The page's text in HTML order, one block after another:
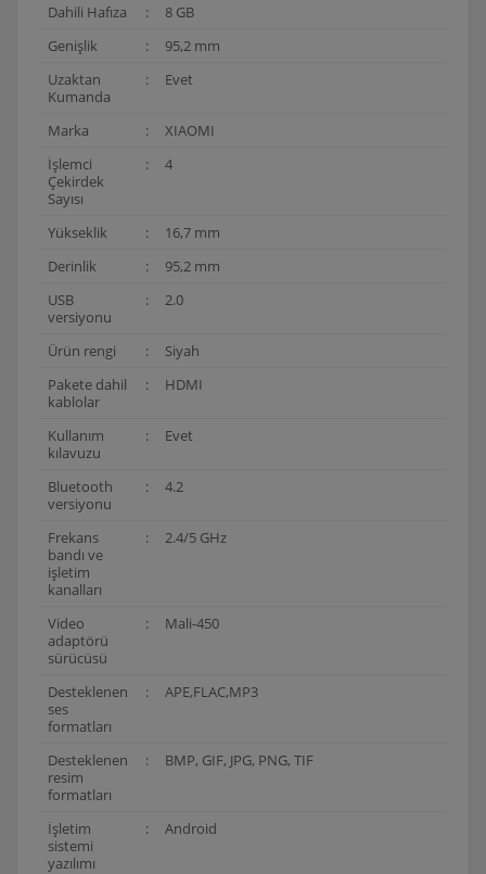
Dahili Hafıza
:
8 GB
Genişlik
:
95,2 mm
Uzaktan
Kumanda
: Evet
Marka :
XIAOMI
İşlemci
Çekirdek
Sayısı
: 4
Yükseklik :
16,7 mm
Derinlik
:
95,2 mm
USB
versiyonu
: 2.0
Ürün rengi :
Siyah
Pakete dahil
kablolar
: HDMI
Kullanım
kılavuzu
: Evet
Bluetooth
versiyonu
: 4.2
Frekans
bandı ve
işletim
kanalları
: 2.4/5 GHz
Video
adaptörü
sürücüsü
: Mali-450
Desteklenen
ses
formatları
: APE,FLAC,MP3
Desteklenen
resim
formatları
: BMP, GIF, JPG, PNG, TIF
İşletim
sistemi
yazılımı
: Android